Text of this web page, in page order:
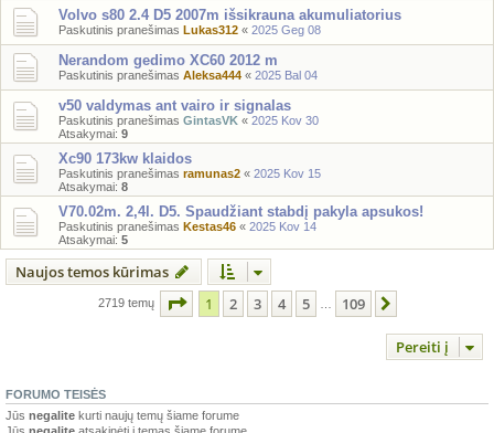
Volvo s80 2.4 D5 2007m išsikrauna akumuliatorius
Paskutinis pranešimas Lukas312 « 2025 Geg 08
Nerandom gedimo XC60 2012 m
Paskutinis pranešimas Aleksa444 « 2025 Bal 04
v50 valdymas ant vairo ir signalas
Paskutinis pranešimas GintasVK « 2025 Kov 30
Atsakymai: 9
Xc90 173kw klaidos
Paskutinis pranešimas ramunas2 « 2025 Kov 15
Atsakymai: 8
V70.02m. 2,4l. D5. Spaudžiant stabdį pakyla apsukos!
Paskutinis pranešimas Kestas46 « 2025 Kov 14
Atsakymai: 5
Naujos temos kūrimas
2719 temų Puslapis 1iš 109
1 2 3 4 5 109
Pereiti į
FORUMO TEISĖS
Jūs negalite kurti naujų temų šiame forume